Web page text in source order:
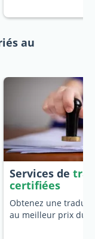
au
Services de
certifiées
Obtenez une
au meilleur prix du